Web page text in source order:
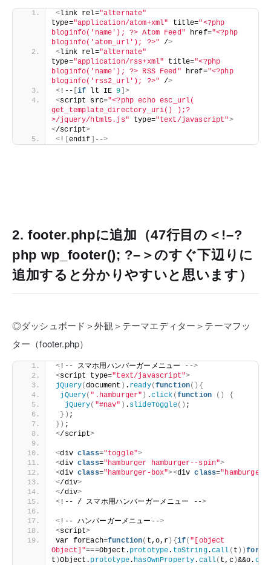
<link rel="alternate"
type="application/atom+xml" title="<?php
bloginfo('name'); ?> Atom Feed" href="<?php
bloginfo('atom_url'); ?>" />
<link rel="alternate"
type="application/rss+xml" title="<?php
bloginfo('name'); ?> RSS Feed" href="<?php
bloginfo('rss2_url'); ?>" />
< !-- [if lt IE 9]>
<script src="<?php echo esc_url(
get_template_directory_uri() );?
>/jquery/html5.js" type="text/javascript">
</script>
< ! [endif] -->
2. footer.phpに追加（47行目の＜!–?
php wp_footer(); ?–＞のすぐ下辺りに
追加すると分かりやすいと思います）
◎ダッシュボード＞外観＞テーマエディター＞テーマフッ
ター（footer.php）
< !-- スマホ用ハンバーガーメニュー -->
<script type="text/javascript">
jQuery(document ) . ready(function(){
jQuery( ".hamburger" ) .click (function ()
{
jQuery( "#nav" ) . slideToggle() ;
}) ;
}) ;
</script>
<div class="toggle">
<div class="hamburger hamburger--spin">
<div class="hamburger-box"><div class=
</div>
</div>
< !-- / スマホ用ハンバーガーメニュー -->
< !-- ハンバーガーメニュー-->
<script>
var forEach=function( t,o,r){if( "[object
Object]"===Object. prototype. toString.call ( t ))for
t )Object. prototype. hasOwnProperty. call( t,c)&&o.